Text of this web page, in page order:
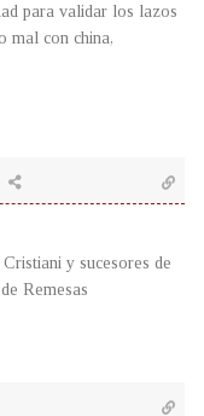
para validar los lazos
mal con china,
y sucesores de
Remesas